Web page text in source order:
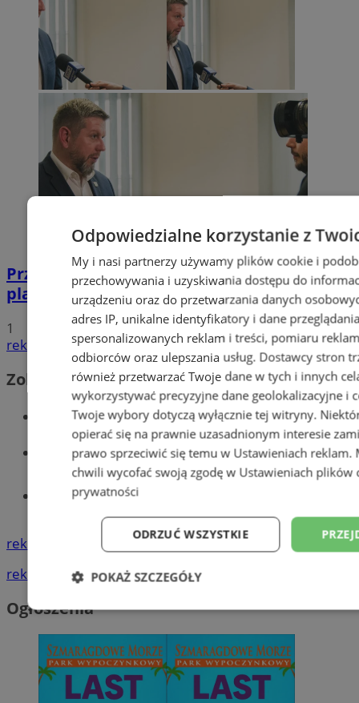
Przyszłość Wodzisławia Śląskiego:
planowane inwestycje na 2025 rok
1
reklama
Zobacz również
Wiadomości kryminalne w Wodzisławiu
Wiadomości lokalne
Tworzenie stron www - Wodzisław
reklama
reklama
Ogłoszenia
Odpowiedzialne korzystanie z
My i nasi partnerzy używamy plików cookie i
przechowywania i uzyskiwania dostępu do
urządzeniu oraz do przetwarzania danych
adres IP, unikalne identyfikatory i dane
spersonalizowanych reklam i treści, pomiaru
odbiorców oraz ulepszania usług. Dostawcy stron
również przetwarzać Twoje dane w tych i innych
wykorzystywać precyzyjne dane geolokalizacyjne i
Twoje wybory dotyczą wyłącznie tej witryny.
opierać się na prawnie uzasadnionym interesie
prawo sprzeciwić się temu w Ustawieniach reklam.
chwili wycofać swoją zgodę w Ustawieniach plików
prywatności
ODRZUĆ WSZYSTKIE
POKAŻ SZCZEGÓŁY
Niezbędne Wydajność
Niesklasyfikowane